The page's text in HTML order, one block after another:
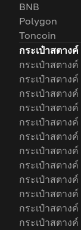
BNB
Polygon
Toncoin
กระเป๋าสตางค์
กระเป๋าสตาง
กระเป๋าสตางค์
กระเป๋าสตาง
กระเป๋าสตาง
กระเป๋าสตาง
กระเป๋าสตาง
กระเป๋าสตาง
กระเป๋าสตางค์
กระเป๋าสตาง
กระเป๋าสตางค์
กระเป๋าสตาง
กระเป๋าสตาง